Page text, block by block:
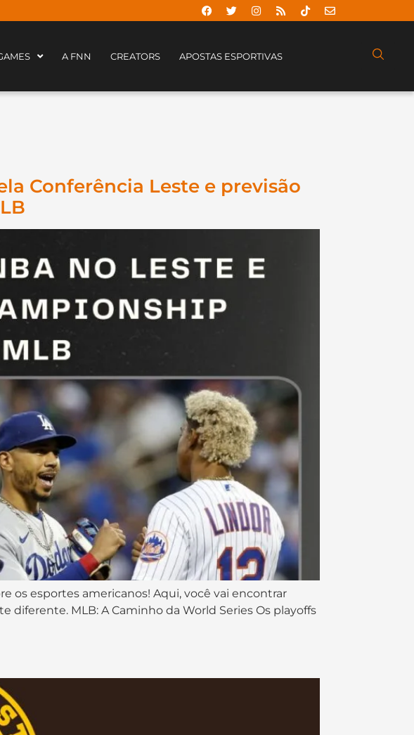
A FNN CREATORS APOSTAS ESPORTIVAS
Conferência Leste e previsão
os esportes americanos! Aqui, você vai encontrar
diferente. MLB: A Caminho da World Series Os playoffs